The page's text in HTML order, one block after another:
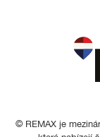
© REMAX je